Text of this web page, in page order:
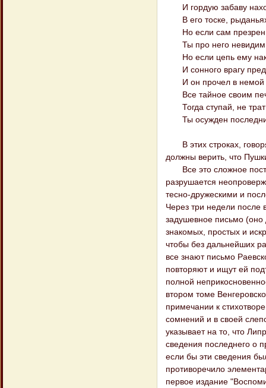
И гордую забаву
В его тоске,
Но если сам
Ты про него
Но если цепь ему
И сонного врагу
И он прочел в немой
Все тайное своим
Тогда ступай, не
Ты осужден
В этих строках,
должны верить, что
Все это сложное
разрушается
тесно-дружескими и
Через три недели после
задушевное письмо (оно
знакомых, простых и
чтобы без дальнейших
все знают письмо
повторяют и ищут ей
полной
втором томе
примечании к
сомнений и в своей
указывает на то, что
сведения последнего о
если бы эти сведения
противоречило
первое издание